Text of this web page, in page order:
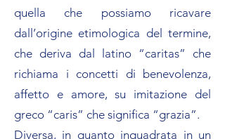
quella che possiamo ricavare
dall’origine etimologica del termine,
che deriva dal latino “caritas” che
richiama i concetti di benevolenza,
affetto e amore, su imitazione del
greco “caris” che significa “grazia”.
Diversa, in quanto inquadrata in un